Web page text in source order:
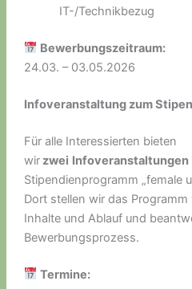
IT-/Technikbezug
Bewerbungszeitraum:
24.03. – 03.05.2026
Infoveranstaltung zum
Für alle Interessierten bieten
wirzwei Infoveranstaltungen
Stipendienprogramm „female
Dort stellen wir das
Inhalte und Ablauf und
Bewerbungsprozess.
Termine: